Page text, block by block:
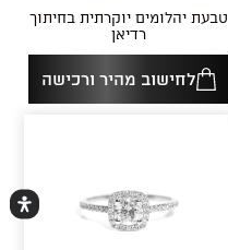
טבעת יהלומים יוקרתית בחיתוך
רדיאן
לחישוב מהיר ורכישה